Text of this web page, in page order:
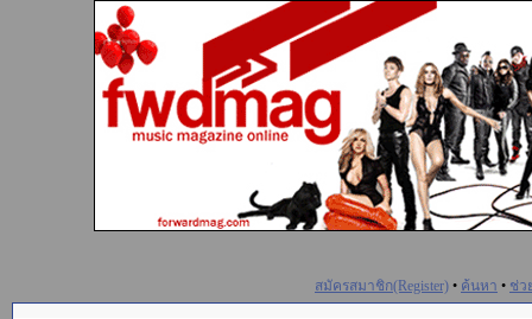
สมัครสมาชิก(Register) • ค้นหา • ช่ว